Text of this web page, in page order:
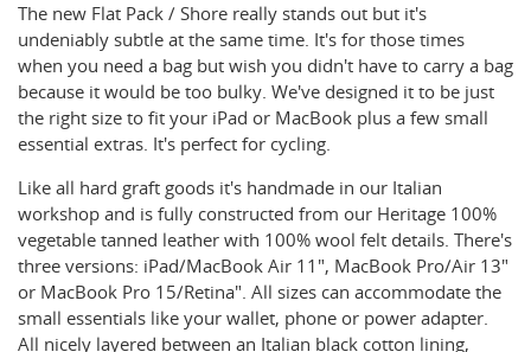
The new Flat Pack / Shore really stands out but it's
undeniably subtle at the same time. It's for those times
when you need a bag but wish you didn't have to carry a bag
because it would be too bulky. We've designed it to be just
the right size to fit your iPad or MacBook plus a few small
essential extras. It's perfect for cycling.
Like all hard graft goods it's handmade in our Italian
workshop and is fully constructed from our Heritage 100%
vegetable tanned leather with 100% wool felt details. There's
three versions: iPad/MacBook Air 11", MacBook Pro/Air 13"
or MacBook Pro 15/Retina". All sizes can accommodate the
small essentials like your wallet, phone or power adapter.
All nicely layered between an Italian black cotton lining,